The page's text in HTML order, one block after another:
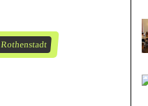
Rothenstadt